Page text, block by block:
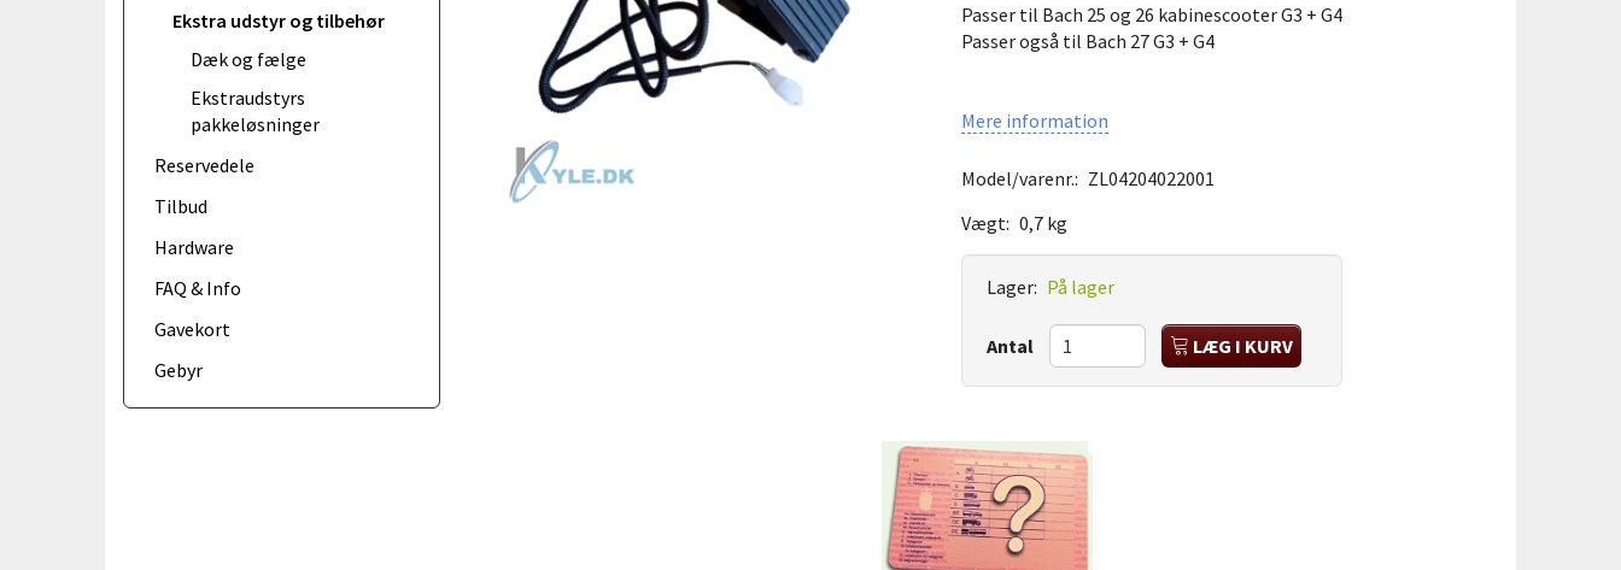
Ekstra udstyr og tilbehør
Dæk og fælge
Ekstraudstyrs
pakkeløsninger
Reservedele
Tilbud
Hardware
FAQ & Info
Gavekort
Gebyr
Passer til Bach 25 og 26 kabinescooter G3 + G4
Passer også til Bach 27 G3 + G4
Mere information
Model/varenr.: ZL04204022001
Vægt: 0,7 kg
Lager: På lager
Antal LÆG I KURV